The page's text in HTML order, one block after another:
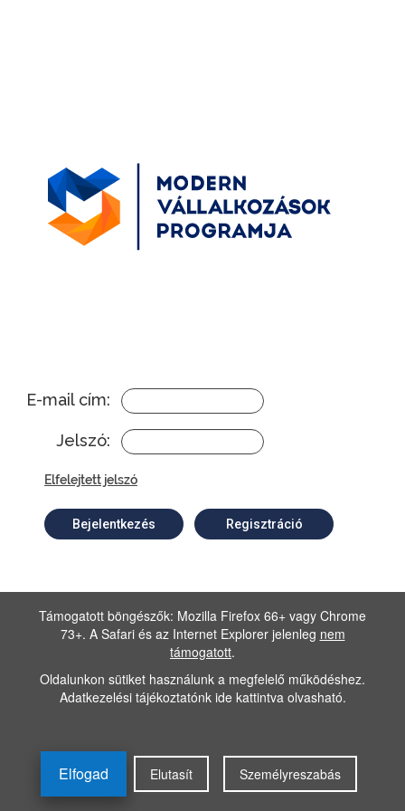
Támogatott böngészők: Mozilla Firefox 66+ vagy Chrome
73+. A Safari és az Internet Explorer jelenleg nem
támogatott.
Oldalunkon sütiket használunk a megfelelő működéshez.
Adatkezelési tájékoztatónk ide kattintva olvasható.
Elfogad Elutasít Személyreszabás
E-mail cím:
Jelszó:
Elfelejtett jelszó
Bejelentkezés Regisztráció